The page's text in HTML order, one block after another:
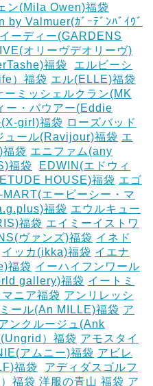
ン(Mila Owen)福袋
by Valmuer(ｶﾞｰﾃﾞﾝﾊﾞｲｳﾞ
ーディー(GARDENS
オリーヴデオリーヴ)
福袋
エルビーシ
）福袋 エル(ELLE)福袋
ーミッシェルクラン(MK
ー・バウアー(Eddie
girl)福袋 ローズバッド
ュール(Ravijour)福袋 エ
袋 エニファム(any
福袋
EDWIN(エドウィ
HOUSE)福袋 エゴ
エービーシー・マ
福袋 エウルキュー
福袋 エイミーイストワ
ヴァンズ)福袋 イネド
イッカ(ikka)福袋 イエナ
福袋 イーハイフンワール
gallery)福袋 イートミ
ニア福袋 アンリレッシ
ール(An MILLE)福袋 ア
ンクルージュ(Ank
）福袋 アモスタイ
アムニー)福袋 アビレ
福袋
アディダスゴルフ
福袋 洋服の青山 福袋 ア